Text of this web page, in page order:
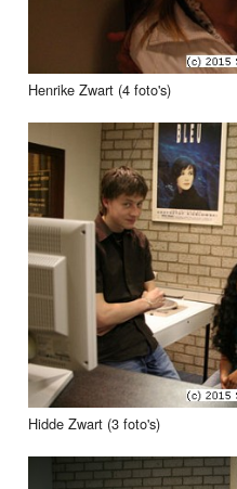
Henrike Zwart (4 foto's)
Hidde Zwart (3 foto's)